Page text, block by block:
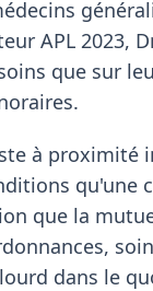
APL 2023,
que sur
à
que la
dans le